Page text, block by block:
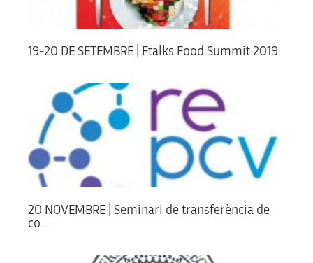
19-20 DE SETEMBRE | Ftalks Food Summit 2019
20 NOVEMBRE | Seminari de transferència de
co...